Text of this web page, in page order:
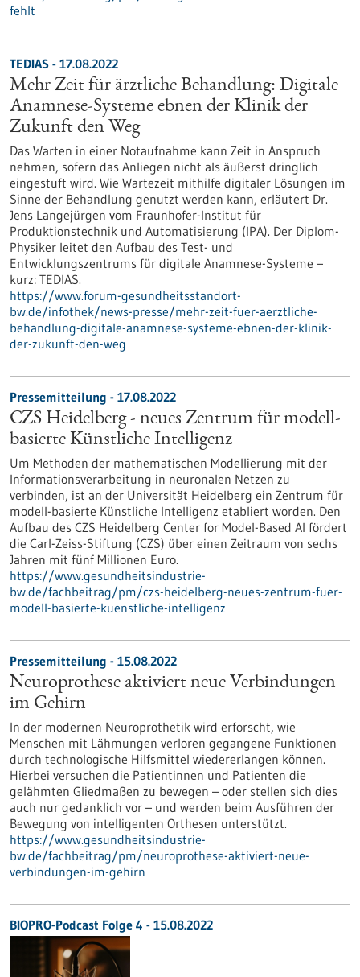
fehlt
TEDIAS - 17.08.2022
Mehr Zeit für ärztliche Behandlung: Digitale
Anamnese-Systeme ebnen der Klinik der
Zukunft den Weg
Das Warten in einer Notaufnahme kann Zeit in Anspruch
nehmen, sofern das Anliegen nicht als äußerst dringlich
eingestuft wird. Wie Wartezeit mithilfe digitaler Lösungen im
Sinne der Behandlung genutzt werden kann, erläutert Dr.
Jens Langejürgen vom Fraunhofer-Institut für
Produktionstechnik und Automatisierung (IPA). Der Diplom-
Physiker leitet den Aufbau des Test- und
Entwicklungszentrums für digitale Anamnese-Systeme –
kurz: TEDIAS.
https://www.forum-gesundheitsstandort-
bw.de/infothek/news-presse/mehr-zeit-fuer-aerztliche-
behandlung-digitale-anamnese-systeme-ebnen-der-klinik-
der-zukunft-den-weg
Pressemitteilung - 17.08.2022
CZS Heidelberg - neues Zentrum für modell-
basierte Künstliche Intelligenz
Um Methoden der mathematischen Modellierung mit der
Informationsverarbeitung in neuronalen Netzen zu
verbinden, ist an der Universität Heidelberg ein Zentrum für
modell-basierte Künstliche Intelligenz etabliert worden. Den
Aufbau des CZS Heidelberg Center for Model-Based AI fördert
die Carl-Zeiss-Stiftung (CZS) über einen Zeitraum von sechs
Jahren mit fünf Millionen Euro.
https://www.gesundheitsindustrie-
bw.de/fachbeitrag/pm/czs-heidelberg-neues-zentrum-fuer-
modell-basierte-kuenstliche-intelligenz
Pressemitteilung - 15.08.2022
Neuroprothese aktiviert neue Verbindungen
im Gehirn
In der modernen Neuroprothetik wird erforscht, wie
Menschen mit Lähmungen verloren gegangene Funktionen
durch technologische Hilfsmittel wiedererlangen können.
Hierbei versuchen die Patientinnen und Patienten die
gelähmten Gliedmaßen zu bewegen – oder stellen sich dies
auch nur gedanklich vor – und werden beim Ausführen der
Bewegung von intelligenten Orthesen unterstützt.
https://www.gesundheitsindustrie-
bw.de/fachbeitrag/pm/neuroprothese-aktiviert-neue-
verbindungen-im-gehirn
BIOPRO-Podcast Folge 4 - 15.08.2022